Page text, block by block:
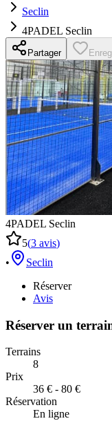
Seclin
4PADEL Seclin
Partager
4PADEL Seclin
5(3 avis)
•
Seclin
Réserver
Avis
Réserver un
Terrains
8
Prix
36 € - 80 €
Réservation
En ligne